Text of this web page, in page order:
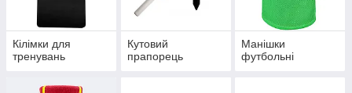
Кілімки для
тренувань
Кутовий
прапорець
Манішки
футбольні